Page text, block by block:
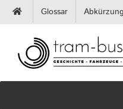
Zum
Inhalt
Glossar